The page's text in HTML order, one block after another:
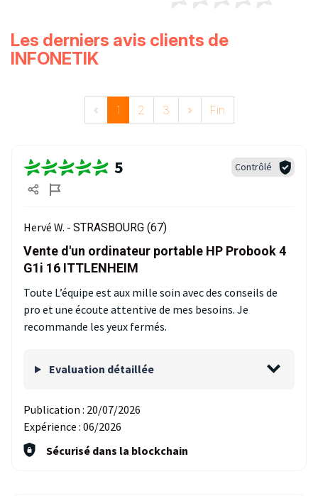
Les derniers avis clients de
INFONETIK
« 1 2 3 » Fin
5 Contrôlé
Hervé W. - STRASBOURG (67)
Vente d'un ordinateur portable HP Probook 4
G1i 16 ITTLENHEIM
Toute L’équipe est aux mille soin avec des conseils de
pro et une écoute attentive de mes besoins. Je
recommande les yeux fermés.
Evaluation détaillée
Publication : 20/07/2026
Expérience : 06/2026
Sécurisé dans la blockchain